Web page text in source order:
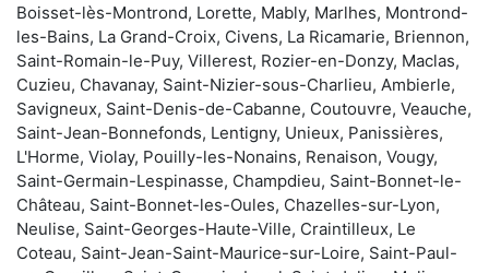
Boisset-lès-Montrond, Lorette, Mably, Marlhes, Montrond-
les-Bains, La Grand-Croix, Civens, La Ricamarie, Briennon,
Saint-Romain-le-Puy, Villerest, Rozier-en-Donzy, Maclas,
Cuzieu, Chavanay, Saint-Nizier-sous-Charlieu, Ambierle,
Savigneux, Saint-Denis-de-Cabanne, Coutouvre, Veauche,
Saint-Jean-Bonnefonds, Lentigny, Unieux, Panissières,
L'Horme, Violay, Pouilly-les-Nonains, Renaison, Vougy,
Saint-Germain-Lespinasse, Champdieu, Saint-Bonnet-le-
Château, Saint-Bonnet-les-Oules, Chazelles-sur-Lyon,
Neulise, Saint-Georges-Haute-Ville, Craintilleux, Le
Coteau, Saint-Jean-Saint-Maurice-sur-Loire, Saint-Paul-